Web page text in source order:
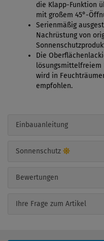
die Klapp-Funktion
mit großem 45°-
Serienmäßig
Nachrüstung von
Die
lösungsmittelfreiem
wird in
empfohlen.
Einbauanleitung
Sonnenschutz
Bewertungen
Ihre Frage zum Artikel